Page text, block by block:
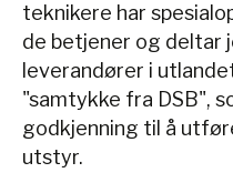
teknikere har
de betjener og deltar
leverandører i
"samtykke fra DSB",
godkjenning til å
utstyr.